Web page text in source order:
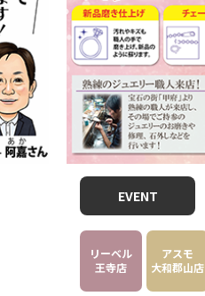
EVENT
リーベル
王寺店
アスモ
大和郡山店